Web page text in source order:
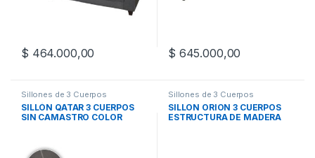
$ 464.000,00 $ 645.000,00
Sillones de 3 Cuerpos
SILLÓN QATAR 3 CUERPOS
SIN CAMASTRO COLOR
Sillones de 3 Cuerpos
SILLON ORION 3 CUERPOS
ESTRUCTURA DE MADERA